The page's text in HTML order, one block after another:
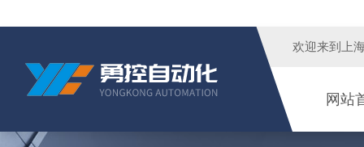
欢迎来到 上
网站